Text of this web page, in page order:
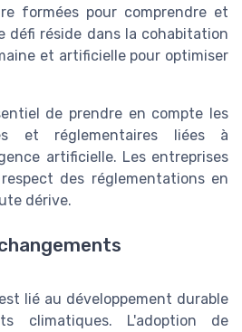
formées pour comprendre et
défi réside dans la cohabitation
et artificielle pour optimiser
de prendre en compte les
et réglementaires liées à
artificielle. Les entreprises
des réglementations en
dérive.
lié au développement durable
climatiques. L'adoption de